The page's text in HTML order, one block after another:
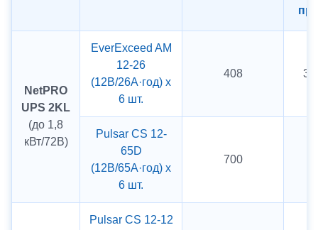
NetPRO
UPS 2KL
(до 1,8
кВт/72В)
EverExceed AM
12-26
(12В/26А·год) х
6 шт.
408 3
Pulsar CS 12-
65D
(12В/65А·год) х
6 шт.
700
Pulsar CS 12-12